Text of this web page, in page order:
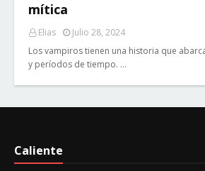
mítica
Elias
Julio 28, 2024
Los vampiros tienen una historia que
y períodos de tiempo. …
Caliente